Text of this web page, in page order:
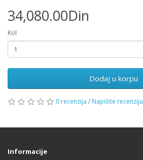
34,080.00Din
Kol
Dodaj u korpu
0 recenzija / Napišite recenziju
Informacije